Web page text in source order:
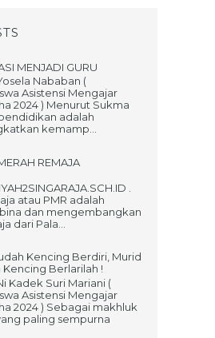
MENJADI GURU
Nababan (
Asistensi Mengajar
2024 ) Menurut Sukma
adalah
kemamp...
REMAJA
.
atau PMR adalah
dan mengembangkan
dari Pala...
Kencing Berdiri, Murid
Kencing Berlarilah !
Kadek Suri Mariani (
Asistensi Mengajar
2024 ) Sebagai makhluk
paling sempurna